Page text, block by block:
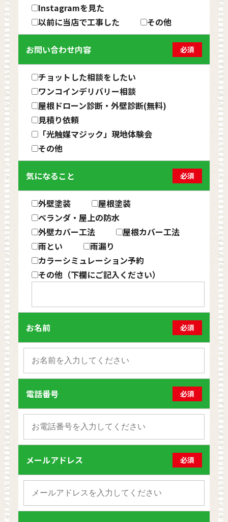
Instagramを見た
以前に当店で工事した
その他
お問い合わせ内容 必須
チョットした相談をしたい
ワンコインデリバリー相談
屋根ドローン診断・外壁診断(無料)
見積り依頼
「光触媒マジック」現地体験会
その他
気になること 必須
外壁塗装
屋根塗装
ベランダ・屋上の防水
外壁カバー工法
屋根カバー工法
雨とい
雨漏り
カラーシミュレーション予約
その他（下欄にご記入ください）
お名前 必須
電話番号 必須
メールアドレス 必須